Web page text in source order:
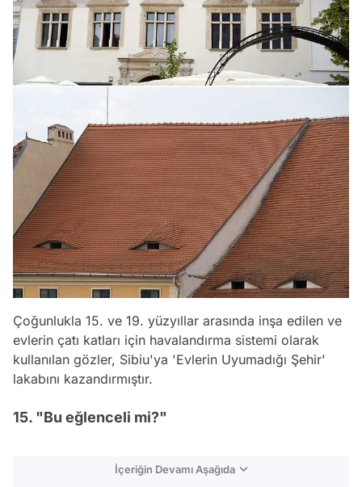
Çoğunlukla 15. ve 19. yüzyıllar arasında inşa edilen ve
evlerin çatı katları için havalandırma sistemi olarak
kullanılan gözler, Sibiu'ya 'Evlerin Uyumadığı Şehir'
lakabını kazandırmıştır.
15. "Bu eğlenceli mi?"
İçeriğin Devamı Aşağıda